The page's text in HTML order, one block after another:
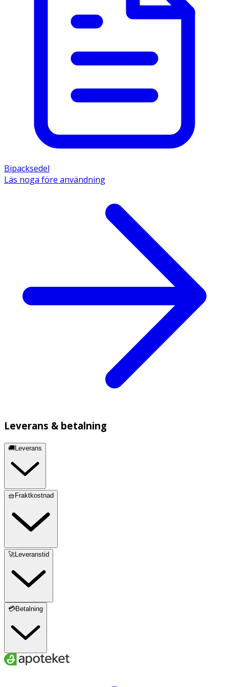
Bipacksedel
Läs noga före användning
Leverans & betalning
🚚Leverans
🧺Fraktkostnad
🚀Leveranstid
💳Betalning